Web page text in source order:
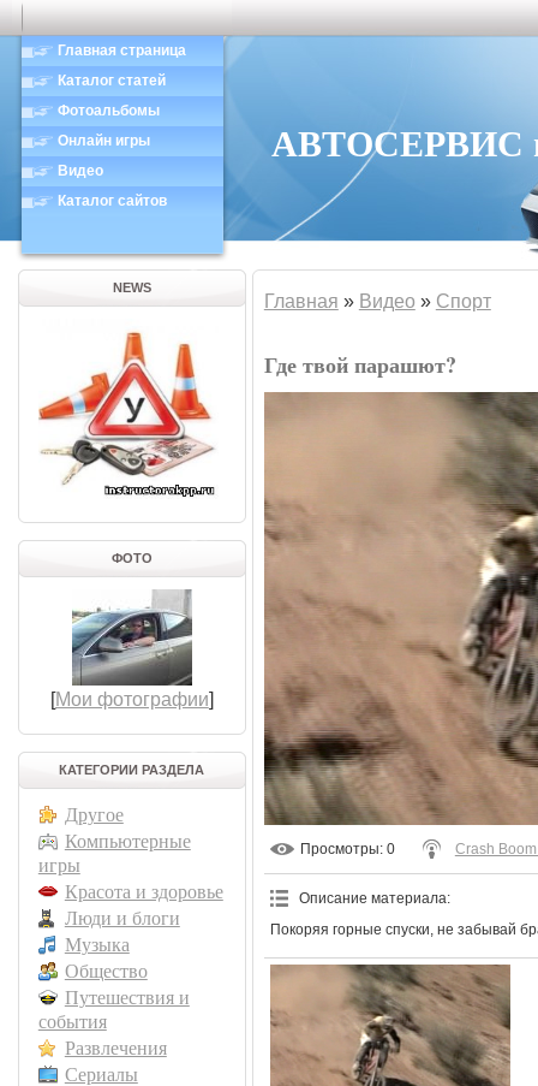
Главная страница
Каталог статей
Фотоальбомы
Онлайн игры
Видео
Каталог сайтов
АВТОСЕРВИС в
NEWS
ФОТО
[Мои фотографии]
КАТЕГОРИИ РАЗДЕЛА
Другое
Компьютерные
игры
Красота и здоровье
Люди и блоги
Музыка
Общество
Путешествия и
события
Развлечения
Сериалы
Главная » Видео » Спорт
Где твой парашют?
Просмотры: 0 Crash
Описание материала:
Покоряя горные спуски, не забывай